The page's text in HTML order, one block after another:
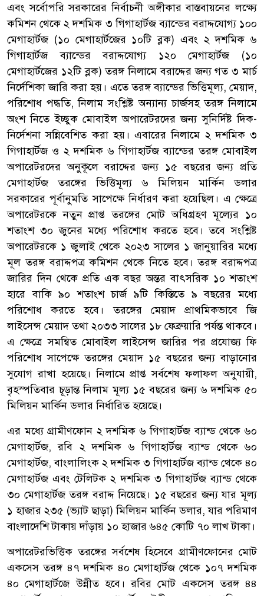
এবং সর্বোপরি সরকারের নির্বাচনী অঙ্গীকার বাস্তবায়নের লক্ষ্যে
কমিশন থেকে ২ দশমিক ৩ গিগাহার্টজ ব্যান্ডের বরাদ্দযোগ্য ১০০
মেগাহার্টজ (১০ মেগাহার্টজের ১০টি ব্লক) এবং ২ দশমিক ৬
গিগাহার্টজ ব্যান্ডের বরাদ্দযোগ্য ১২০ মেগাহার্টজ (১০
মেগাহার্টজের ১২টি ব্লক) তরঙ্গ নিলামে বরাদ্দের জন্য গত ৩ মার্চ
নির্দেশিকা জারি করা হয়। এতে তরঙ্গ ব্যান্ডের ভিত্তিমূল্য, মেয়াদ,
পরিশোধ পদ্ধতি, নিলাম সংশ্লিষ্ট অন্যান্য চার্জসহ তরঙ্গ নিলামে
অংশ নিতে ইচ্ছুক মোবাইল অপারেটরদের জন্য সুনির্দিষ্ট দিক-
নির্দেশনা সন্নিবেশিত করা হয়। এবারের নিলামে ২ দশমিক ৩
গিগাহার্টজ ও ২ দশমিক ৬ গিগাহার্টজ ব্যান্ডের তরঙ্গ মোবাইল
অপারেটরদের অনুকূলে বরাদ্দের জন্য ১৫ বছরের জন্য প্রতি
মেগাহার্টজ তরঙ্গের ভিত্তিমূল্য ৬ মিলিয়ন মার্কিন ডলার
সরকারের পূর্বানুমতি সাপেক্ষে নির্ধারণ করা হয়েছিল। এ ক্ষেত্রে
অপারেটরকে নতুন প্রাপ্ত তরঙ্গের মোট অধিগ্রহণ মূল্যের ১০
শতাংশ ৩০ জুনের মধ্যে পরিশোধ করতে হবে। তবে সংশ্লিষ্ট
অপারেটরকে ১ জুলাই থেকে ২০২৩ সালের ১ জানুয়ারির মধ্যে
মূল তরঙ্গ বরাদ্দপত্র কমিশন থেকে নিতে হবে। তরঙ্গ বরাদ্দপত্র
জারির দিন থেকে প্রতি এক বছর অন্তর বাৎসরিক ১০ শতাংশ
হারে বাকি ৯০ শতাংশ চার্জ ৯টি কিস্তিতে ৯ বছরের মধ্যে
পরিশোধ করতে হবে। তরঙ্গের মেয়াদ প্রাথমিকভাবে জি
লাইসেন্স মেয়াদ তথা ২০৩৩ সালের ১৮ ফেব্রুয়ারি পর্যন্ত থাকবে।
এ ক্ষেত্রে সমন্বিত মোবাইল লাইসেন্স জারির পর প্রযোজ্য ফি
পরিশোধ সাপেক্ষে তরঙ্গের মেয়াদ ১৫ বছরের জন্য বাড়ানোর
সুযোগ রাখা হয়েছে। নিলামে প্রাপ্ত সর্বশেষ ফলাফল অনুযায়ী,
বৃহস্পতিবার চূড়ান্ত নিলাম মূল্য ১৫ বছরের জন্য ৬ দশমিক ৫০
মিলিয়ন মার্কিন ডলার নির্ধারিত হয়েছে।
এর মধ্যে গ্রামীণফোন ২ দশমিক ৬ গিগাহার্টজ ব্যান্ড থেকে ৬০
মেগাহার্টজ, রবি ২ দশমিক ৬ গিগাহার্টজ ব্যান্ড থেকে ৬০
মেগাহার্টজ, বাংলালিংক ২ দশমিক ৩ গিগাহার্টজ ব্যান্ড থেকে ৪০
মেগাহার্টজ এবং টেলিটক ২ দশমিক ৩ গিগাহার্টজ ব্যান্ড থেকে
৩০ মেগাহার্টজ তরঙ্গ বরাদ্দ নিয়েছে। ১৫ বছরের জন্য যার মূল্য
১ হাজার ২৩৫ (ভ্যাট ছাড়া) মিলিয়ন মার্কিন ডলার, যার পরিমাণ
বাংলাদেশি টাকায় দাঁড়ায় ১০ হাজার ৬৪৫ কোটি ৭০ লাখ টাকা।
অপারেটরভিত্তিক তরঙ্গের সর্বশেষ হিসেবে গ্রামীণফোনের মোট
একসেস তরঙ্গ ৪৭ দশমিক ৪০ মেগাহার্টজ থেকে ১০৭ দশমিক
৪০ মেগাহার্টজে উন্নীত হবে। রবির মোট একসেস তরঙ্গ ৪৪